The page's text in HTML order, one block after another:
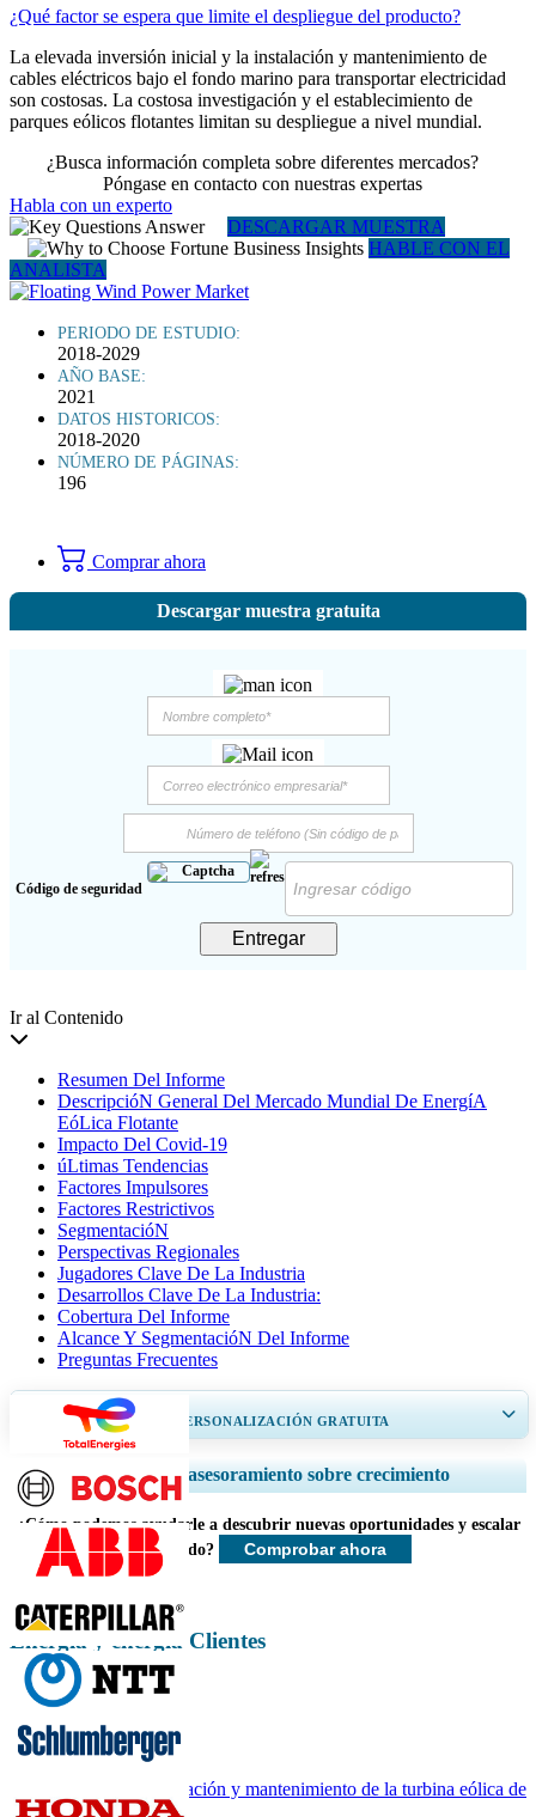
¿Qué factor se espera que limite el despliegue del producto?
La elevada inversión inicial y la instalación y mantenimiento de
cables eléctricos bajo el fondo marino para transportar electricidad
son costosas. La costosa investigación y el establecimiento de
parques eólicos flotantes limitan su despliegue a nivel mundial.
¿Busca información completa sobre diferentes mercados?
Póngase en contacto con nuestras expertas
Habla con un experto
DESCARGAR MUESTRA
HABLE CON EL
ANALISTA
PERIODO DE ESTUDIO:
2018-2029
AÑO BASE:
2021
DATOS HISTORICOS:
2018-2020
NÚMERO DE PÁGINAS:
196
Comprar ahora
Descargar muestra gratuita
Código de seguridad
Entregar
Ir al Contenido
Resumen Del Informe
DescripcióN General Del Mercado Mundial De EnergíA
EóLica Flotante
Impacto Del Covid-19
úLtimas Tendencias
Factores Impulsores
Factores Restrictivos
SegmentacióN
Perspectivas Regionales
Jugadores Clave De La Industria
Desarrollos Clave De La Industria:
Cobertura Del Informe
Alcance Y SegmentacióN Del Informe
Preguntas Frecuentes
OBTENGA UN 20% DE PERSONALIZACIÓN GRATUITA
Ampliar la cobertura regional y por país, Análisis de segmentos, Perfiles
de empresas, Benchmarking competitivo, e información sobre el usuario
final.
Personalizar ahora
Servicios de asesoramiento sobre crecimiento
¿Cómo podemos ayudarle a descubrir nuevas oportunidades y escalar
más rápido?
Comprobar ahora
Energía y energía Clientes
Informes relacionados
Mercado de operación y mantenimiento de la turbina eólica de
Australia